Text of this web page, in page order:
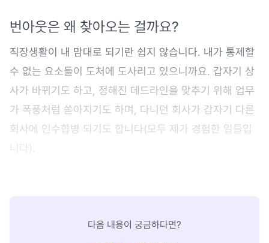
번아웃은 왜 찾아오는 걸까요?
직장생활이 내 맘대로 되기란 쉽지 않습니다. 내가 통제할
수 없는 요소들이 도처에 도사리고 있으니까요. 갑자기 상
사가 바뀌기도 하고, 정해진 데드라인을 맞추기 위해 업무
가 폭풍처럼 쏟아지기도 하며, 다니던 회사가 갑자기 다른
회사에 인수합병 되기도 합니다(모두 제가 경험한 일들입
니다).
다음 내용이 궁금하다면?